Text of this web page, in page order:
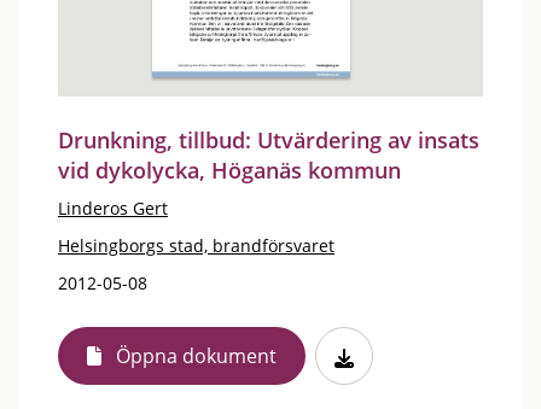
Drunkning, tillbud: Utvärdering av insats
vid dykolycka, Höganäs kommun
Linderos Gert
Helsingborgs stad, brandförsvaret
2012-05-08
Öppna dokument